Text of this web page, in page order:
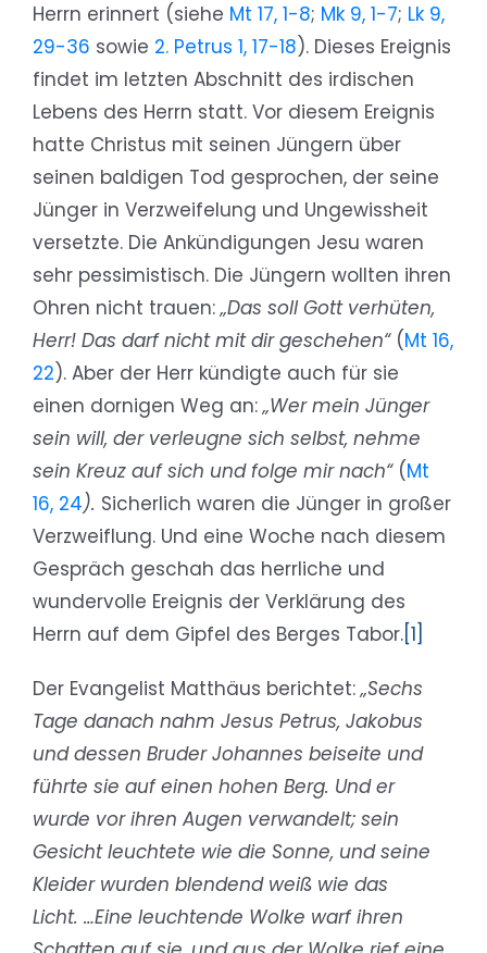
Herrn erinnert (siehe Mt 17, 1-8; Mk 9, 1-7; Lk 9,
29-36 sowie 2. Petrus 1, 17-18). Dieses Ereignis
findet im letzten Abschnitt des irdischen
Lebens des Herrn statt. Vor diesem Ereignis
hatte Christus mit seinen Jüngern über
seinen baldigen Tod gesprochen, der seine
Jünger in Verzweifelung und Ungewissheit
versetzte. Die Ankündigungen Jesu waren
sehr pessimistisch. Die Jüngern wollten ihren
Ohren nicht trauen:„Das soll Gott verhüten,
Herr! Das darf nicht mit dir geschehen“(Mt 16,
22). Aber der Herr kündigte auch für sie
einen dornigen Weg an:„Wer mein Jünger
sein will, der verleugne sich selbst, nehme
sein Kreuz auf sich und folge mir nach“(Mt
16, 24). Sicherlich waren die Jünger in großer
Verzweiflung. Und eine Woche nach diesem
Gespräch geschah das herrliche und
wundervolle Ereignis der Verklärung des
Herrn auf dem Gipfel des Berges Tabor.[1]
Der Evangelist Matthäus berichtet:„Sechs
Tage danach nahm Jesus Petrus, Jakobus
und dessen Bruder Johannes beiseite und
führte sie auf einen hohen Berg. Und er
wurde vor ihren Augen verwandelt; sein
Gesicht leuchtete wie die Sonne, und seine
Kleider wurden blendend weiß wie das
Licht. …Eine leuchtende Wolke warf ihren